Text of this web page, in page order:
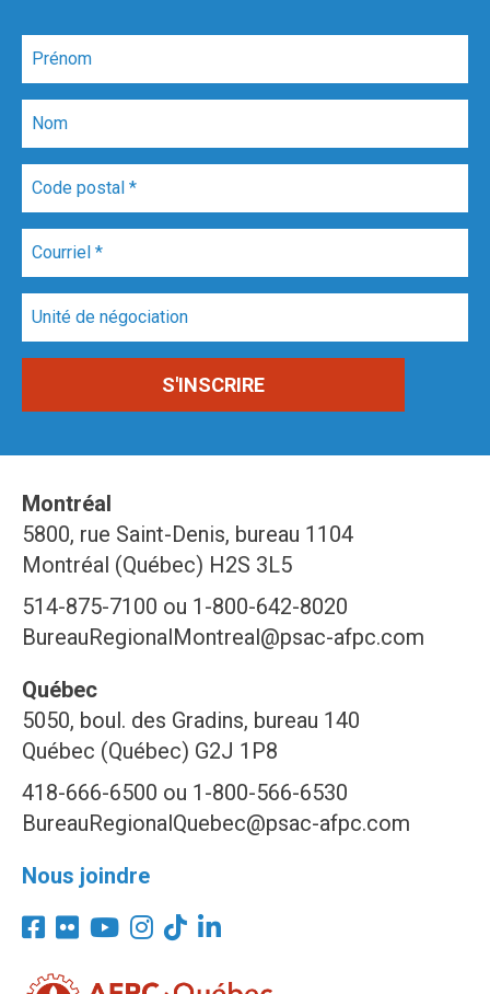
Montréal
5800, rue Saint-Denis, bureau 1104
Montréal (Québec) H2S 3L5
514-875-7100 ou 1-800-642-8020
BureauRegionalMontreal@psac-afpc.com
Québec
5050, boul. des Gradins, bureau 140
Québec (Québec) G2J 1P8
418-666-6500 ou 1-800-566-6530
BureauRegionalQuebec@psac-afpc.com
Nous joindre